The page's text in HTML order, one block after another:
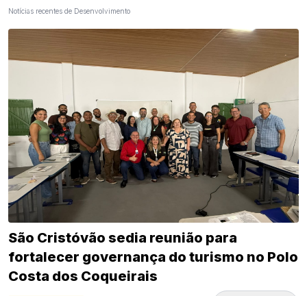
Notícias recentes de Desenvolvimento
São Cristóvão sedia reunião para
fortalecer governança do turismo no Polo
Costa dos Coqueirais